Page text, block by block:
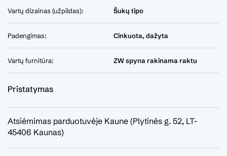
Vartų dizainas (užpildas): Šukų tipo
Padengimas: Cinkuota, dažyta
Vartų furnitūra: ZW spyna rakinama raktu
Pristatymas
Atsiėmimas parduotuvėje Kaune (Plytinės g. 52, LT-
45406 Kaunas)